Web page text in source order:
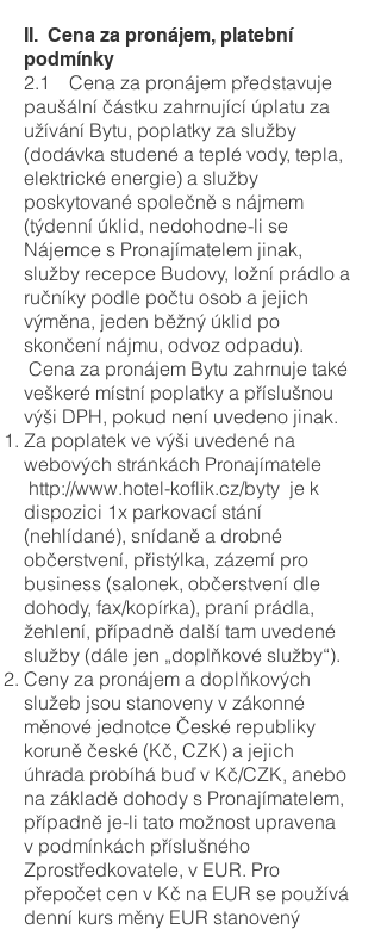
II. Cena za pronájem, platební
podmínky
2.1 Cena za pronájem představuje
paušální částku zahrnující úplatu za
užívání Bytu, poplatky za služby
(dodávka studené a teplé vody, tepla,
elektrické energie) a služby
poskytované společně s nájmem
(týdenní úklid, nedohodne-li se
Nájemce s Pronajímatelem jinak,
služby recepce Budovy, ložní prádlo a
ručníky podle počtu osob a jejich
výměna, jeden běžný úklid po
skončení nájmu, odvoz odpadu).
Cena za pronájem Bytu zahrnuje také
veškeré místní poplatky a příslušnou
výši DPH, pokud není uvedeno jinak.
Za poplatek ve výši uvedené na
webových stránkách Pronajímatele
http://www.hotel-koflik.cz/byty je k
dispozici 1x parkovací stání
(nehlídané), snídaně a drobné
občerstvení, přistýlka, zázemí pro
business (salonek, občerstvení dle
dohody, fax/kopírka), praní prádla,
žehlení, případně další tam uvedené
služby (dále jen „doplňkové služby“).
Ceny za pronájem a doplňkových
služeb jsou stanoveny v zákonné
měnové jednotce České republiky
koruně české (Kč, CZK) a jejich
úhrada probíhá buď v Kč/CZK, anebo
na základě dohody s Pronajímatelem,
případně je-li tato možnost upravena
v podmínkách příslušného
Zprostředkovatele, v EUR. Pro
přepočet cen v Kč na EUR se používá
denní kurs měny EUR stanovený